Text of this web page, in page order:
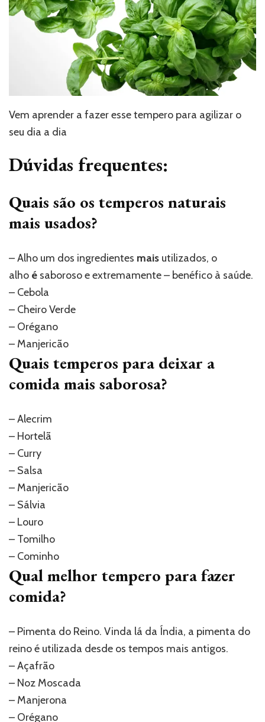
Vem aprender a fazer esse tempero para agilizar o
seu dia a dia
Dúvidas frequentes:
Quais são os temperos naturais
mais usados?
– Alho um dos ingredientes mais utilizados, o
alho é saboroso e extremamente – benéfico à saúde.
– Cebola
– Cheiro Verde
– Orégano
– Manjericão
Quais temperos para deixar a
comida mais saborosa?
– Alecrim
– Hortelã
– Curry
– Salsa
– Manjericão
– Sálvia
– Louro
– Tomilho
– Cominho
Qual melhor tempero para fazer
comida?
– Pimenta do Reino. Vinda lá da Índia, a pimenta do
reino é utilizada desde os tempos mais antigos.
– Açafrão
– Noz Moscada
– Manjerona
– Orégano